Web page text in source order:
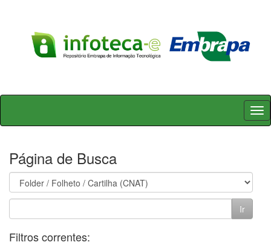
Skip
Página de Busca
Filtros correntes: